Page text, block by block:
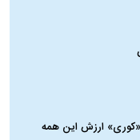
«کوری» ارزش این همه